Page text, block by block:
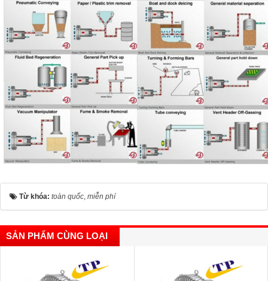
Từ khóa: toàn quốc, miễn phí
SẢN PHẨM CÙNG LOẠI